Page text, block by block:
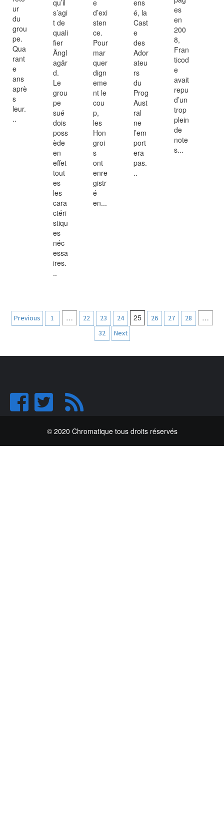
ur
du
grou
pe.
Qua
rant
e
ans
aprè
s
leur.
..
qu’il
s’agi
t de
quali
fier
Ängl
agår
d.
Le
grou
pe
sué
dois
poss
ède
en
effet
tout
es
les
cara
ctéri
stiqu
es
néc
essa
ires.
..
e
d’exi
sten
ce.
Pour
mar
quer
dign
eme
nt le
cou
p,
les
Hon
groi
s
ont
enre
gistr
é
en...
ens
é, la
Cast
e
des
Ador
ateu
rs
du
Prog
Aust
ral
ne
l’em
port
era
pas.
..
es
en
200
8,
Fran
ticod
e
avait
repu
d’un
trop
plein
de
note
s...
Navigation
des
Previous 1 … 22 23 24 25 26 27 28 …
32 Next
© 2020 Chromatique tous droits réservés